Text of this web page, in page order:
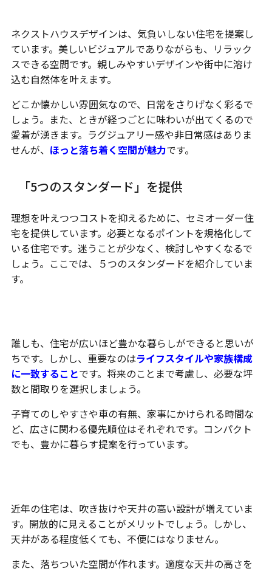
ネクストハウスデザインは、気負いしない住宅を提案し
ています。美しいビジュアルでありながらも、リラック
スできる空間です。親しみやすいデザインや街中に溶け
込む自然体を叶えます。
どこか懐かしい雰囲気なので、日常をさりげなく彩るで
しょう。また、ときが経つごとに味わいが出てくるので
愛着が湧きます。ラグジュアリー感や非日常感はありま
せんが、 ほっと落ち着く空間が魅力です。
「5つのスタンダード」を提供
理想を叶えつつコストを抑えるために、セミオーダー住
宅を提供しています。必要となるポイントを規格化して
いる住宅です。迷うことが少なく、検討しやすくなるで
しょう。ここでは、５つのスタンダードを紹介していま
す。
誰しも、住宅が広いほど豊かな暮らしができると思いが
ちです。しかし、重要なのはライフスタイルや家族構成
に一致することです。将来のことまで考慮し、必要な坪
数と間取りを選択しましょう。
子育てのしやすさや車の有無、家事にかけられる時間な
ど、広さに関わる優先順位はそれぞれです。コンパクト
でも、豊かに暮らす提案を行っています。
近年の住宅は、吹き抜けや天井の高い設計が増えていま
す。開放的に見えることがメリットでしょう。しかし、
天井がある程度低くても、不便にはなりません。
また、落ちついた空間が作れます。適度な天井の高さを